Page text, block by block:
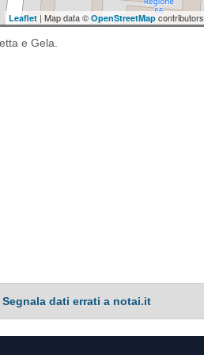
Leaflet | Map data © OpenStreetMapcontributors
e Gela.
Segnala dati errati a notai.it